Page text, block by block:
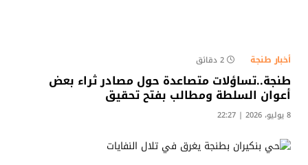
أخبار طنجة 2 دقائق
طنجة..تساؤلات متصاعدة حول مصادر ثراء بعض
أعوان السلطة ومطالب بفتح تحقيق​
8 يوليو، 2026 | 22:27